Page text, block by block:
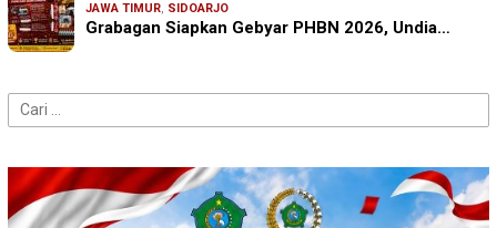
JAWA TIMUR, SIDOARJO
Grabagan Siapkan Gebyar PHBN 2026, Undia…
Cari
untuk: